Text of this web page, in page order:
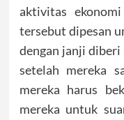
aktivitas
tersebut dipesan
dengan janji
setelah mereka
mereka harus
mereka untuk